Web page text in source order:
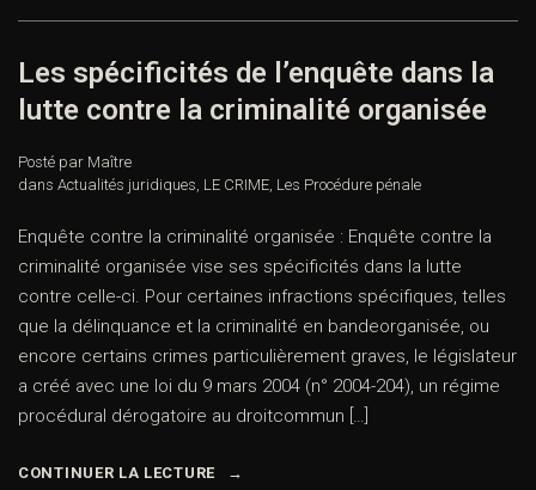
Les spécificités de l’enquête dans la
lutte contre la criminalité organisée
Posté par Maître
dans Actualités juridiques, LE CRIME, Les Procédure pénale
Enquête contre la criminalité organisée : Enquête contre la
criminalité organisée vise ses spécificités dans la lutte
contre celle-ci. Pour certaines infractions spécifiques, telles
que la délinquance et la criminalité en bandeorganisée, ou
encore certains crimes particulièrement graves, le législateur
a créé avec une loi du 9 mars 2004 (n° 2004-204), un régime
procédural dérogatoire au droitcommun […]
CONTINUER LA LECTURE